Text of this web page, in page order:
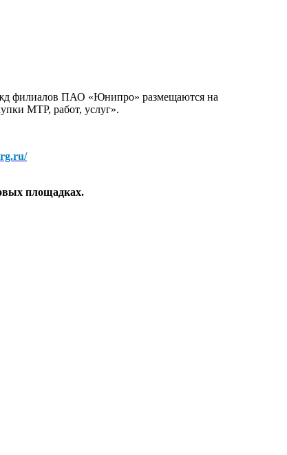
филиалов ПАО «Юнипро» размещаются на
МТР, работ, услуг».
площадках.